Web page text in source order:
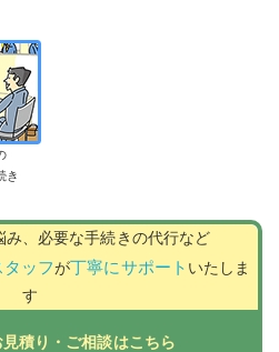
き
み、必要な手続きの代行など
タッフが丁寧にサポート いたしま
す
積り・ご相談はこちら